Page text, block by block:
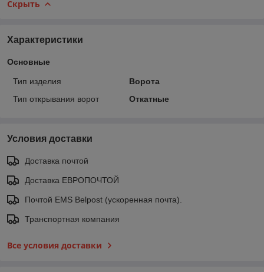
Скрыть
Характеристики
Основные
Тип изделия
Ворота
Тип открывания ворот
Откатные
Условия доставки
Доставка почтой
Доставка ЕВРОПОЧТОЙ
Почтой EMS Belpost (ускоренная почта).
Транспортная компания
Все условия доставки